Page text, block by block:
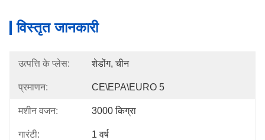
विस्तृत जानकारी
उत्पत्ति के प्लेस: शेडोंग, चीन
प्रमाणन: CE\EPA\EURO 5
मशीन वजन: 3000 किग्रा
गारंटी: 1 वर्ष